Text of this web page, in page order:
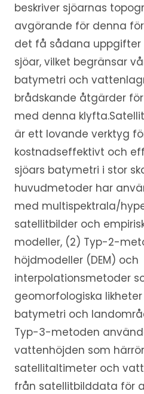
beskriver sjöarnas
avgörande för denna
det få sådana
sjöar, vilket begränsar
batymetri och
brådskande åtgärder
med denna
är ett lovande verktyg
kostnadseffektivt och
sjöars batymetri i stor
huvudmetoder har
med multispektrala/
satellitbilder och
modeller, (2) Typ-2-
höjdmodeller (DEM) och
interpolationsmetoder
geomorfologiska
batymetri och
Typ-3-metoden
vattenhöjden som
satellitaltimeter och
från satellitbilddata för